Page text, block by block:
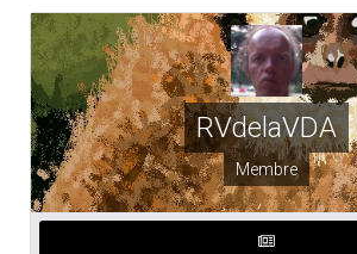
RVdelaVDA
Membre